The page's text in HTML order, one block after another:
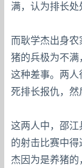
满，认为排长处
而耿学杰出身
猪的兵极为不
这种差事。两人
死排长报仇，然
这两人中，邵江
的射击比赛中
杰因为是养猪